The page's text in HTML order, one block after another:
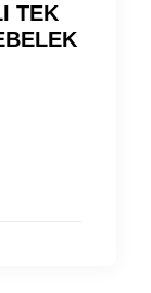
TEK